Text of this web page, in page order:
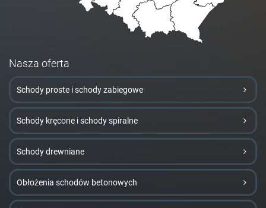
Nasza oferta
Schody proste i schody zabiegowe
Schody kręcone i schody spiralne
Schody drewniane
Obłożenia schodów betonowych